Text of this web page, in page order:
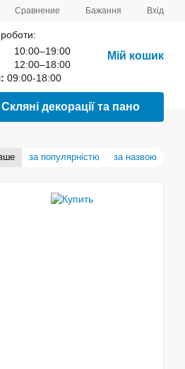
Сравнение Бажання Вхід
10:00–19:00
12:00–18:00
09:00-18:00
Мій кошик
Скляні декорації та пано
за популярністю за назвою